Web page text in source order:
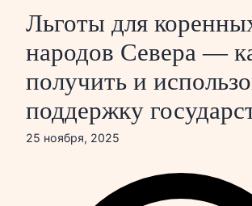
Льготы для
народов Севера —
получить и
поддержку
25 ноября, 2025